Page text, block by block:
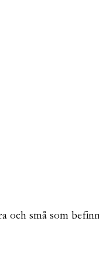
små som